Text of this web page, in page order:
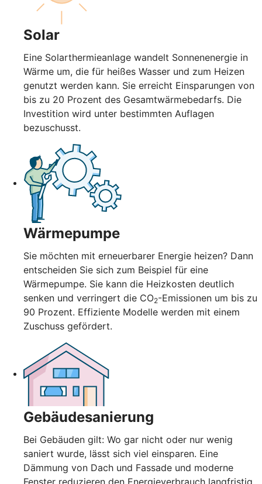
Solar
Eine Solarthermieanlage wandelt Sonnenenergie in
Wärme um, die für heißes Wasser und zum Heizen
genutzt werden kann. Sie erreicht Einsparungen von
bis zu 20 Prozent des Gesamtwärmebedarfs. Die
Investition wird unter bestimmten Auflagen
bezuschusst.
Wärmepumpe
Sie möchten mit erneuerbarer Energie heizen? Dann
entscheiden Sie sich zum Beispiel für eine
Wärmepumpe. Sie kann die Heizkosten deutlich
senken und verringert die CO2-Emissionen um bis zu
90 Prozent. Effiziente Modelle werden mit einem
Zuschuss gefördert.
Gebäudesanierung
Bei Gebäuden gilt: Wo gar nicht oder nur wenig
saniert wurde, lässt sich viel einsparen. Eine
Dämmung von Dach und Fassade und moderne
Fenster reduzieren den Energieverbrauch langfristig.